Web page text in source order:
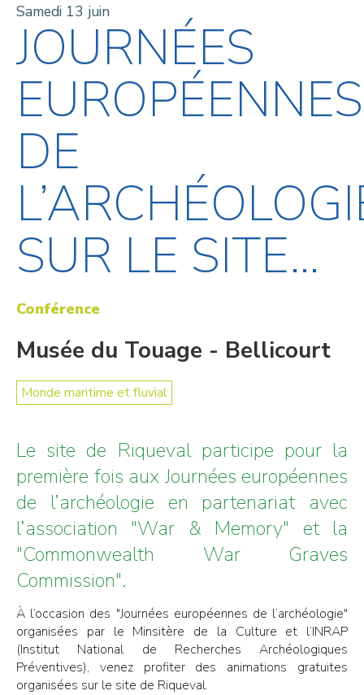
Samedi 13 juin
JOURNÉES
EUROPÉENNES
DE
SUR LE SITE...
Conférence
Musée du Touage - Bellicourt
Monde maritime et fluvial
Le site de Riqueval participe pour la
première fois aux Journées européennes
de l’archéologie en partenariat avec
l’association "War & Memory" et la
"Commonwealth War Graves
Commission".
À l’occasion des "Journées européennes de l’archéologie"
organisées par le Minsitère de la Culture et l’INRAP
(Institut National de Recherches Archéologiques
Préventives), venez profiter des animations gratuites
organisées sur le site de Riqueval.